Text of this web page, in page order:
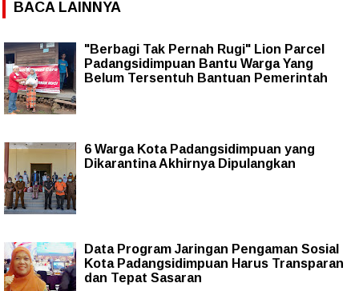
BACA LAINNYA
"Berbagi Tak Pernah Rugi" Lion Parcel
Padangsidimpuan Bantu Warga Yang
Belum Tersentuh Bantuan Pemerintah
6 Warga Kota Padangsidimpuan yang
Dikarantina Akhirnya Dipulangkan
Data Program Jaringan Pengaman Sosial
Kota Padangsidimpuan Harus Transparan
dan Tepat Sasaran